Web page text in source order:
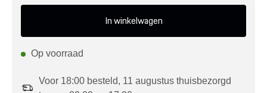
In winkelwagen
Op voorraad
Voor 18:00 besteld, 11 augustus thuisbezorgd